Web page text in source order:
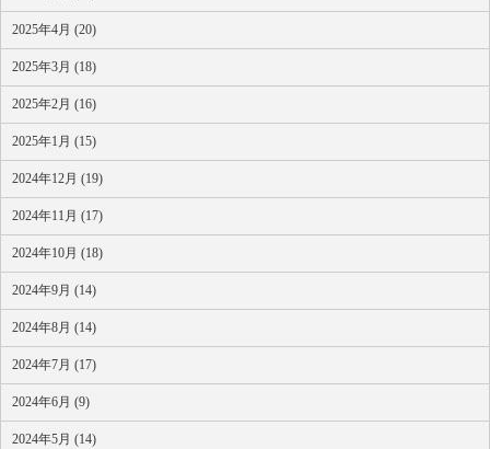
2025年4月 (20)
2025年3月 (18)
2025年2月 (16)
2025年1月 (15)
2024年12月 (19)
2024年11月 (17)
2024年10月 (18)
2024年9月 (14)
2024年8月 (14)
2024年7月 (17)
2024年6月 (9)
2024年5月 (14)